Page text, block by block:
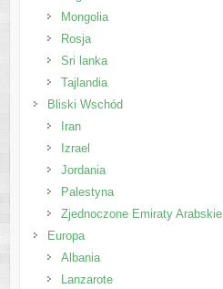
Mongolia
Rosja
Sri lanka
Tajlandia
Bliski Wschód
Iran
Izrael
Jordania
Palestyna
Zjednoczone Emiraty Arabskie
Europa
Albania
Lanzarote